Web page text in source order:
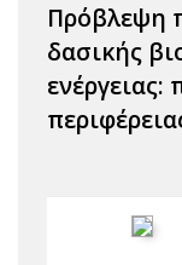
Πρόβλεψη
δασικής